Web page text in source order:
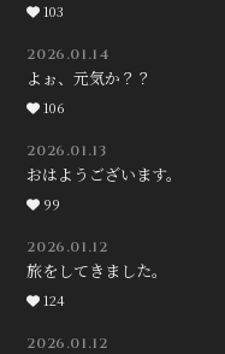
103
2026.01.14
よぉ、元気か？？
106
2026.01.13
おはようございます。
99
2026.01.12
旅をしてきました。
124
2026.01.12